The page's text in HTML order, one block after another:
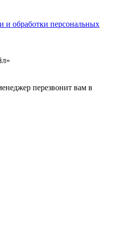
и обработки персональных
перезвонит вам в